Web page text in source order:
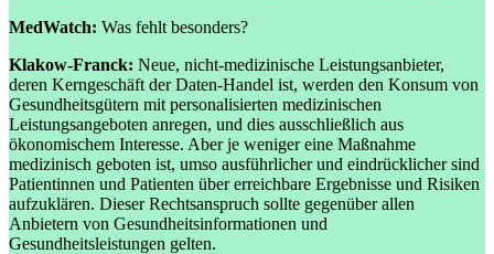
MedWatch: Was fehlt besonders?
Klakow-Franck: Neue, nicht-medizinische Leistungsanbieter,
deren Kerngeschäft der Daten-Handel ist, werden den Konsum von
Gesundheitsgütern mit personalisierten medizinischen
Leistungsangeboten anregen, und dies ausschließlich aus
ökonomischem Interesse. Aber je weniger eine Maßnahme
medizinisch geboten ist, umso ausführlicher und eindrücklicher sind
Patientinnen und Patienten über erreichbare Ergebnisse und Risiken
aufzuklären. Dieser Rechtsanspruch sollte gegenüber allen
Anbietern von Gesundheitsinformationen und
Gesundheitsleistungen gelten.